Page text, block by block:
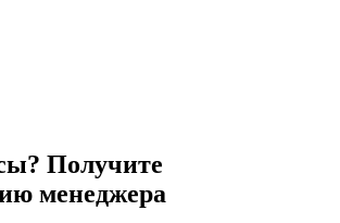
Получите
менеджера